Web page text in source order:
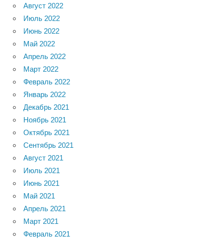
Август 2022
Июль 2022
Июнь 2022
Май 2022
Апрель 2022
Март 2022
Февраль 2022
Январь 2022
Декабрь 2021
Ноябрь 2021
Октябрь 2021
Сентябрь 2021
Август 2021
Июль 2021
Июнь 2021
Май 2021
Апрель 2021
Март 2021
Февраль 2021